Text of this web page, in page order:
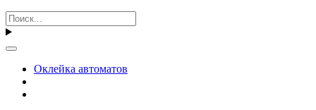
Оклейка автоматов